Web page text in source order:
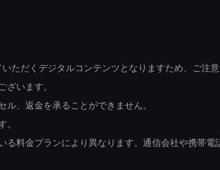
ただくデジタルコンテンツとなりますため、ご注意
ざいます。
、返金を承ることができません。
。
る料金プランにより異なります。通信会社や携帯